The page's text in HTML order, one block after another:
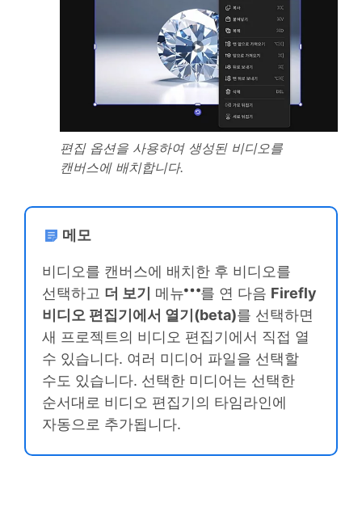
편집 옵션을 사용하여 생성된 비디오를
캔버스에 배치합니다.
메모
비디오를 캔버스에 배치한 후 비디오를
선택하고 더 보기 메뉴 를 연 다음 Firefly
비디오 편집기에서 열기(beta)를 선택하면
새 프로젝트의 비디오 편집기에서 직접 열
수 있습니다. 여러 미디어 파일을 선택할
수도 있습니다. 선택한 미디어는 선택한
순서대로 비디오 편집기의 타임라인에
자동으로 추가됩니다.